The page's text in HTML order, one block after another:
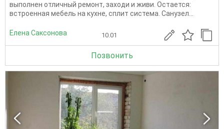
выполнен отличный ремонт, заходи и живи. Остается:
встроенная мебель на кухне, сплит система. Санузел...
Елена Саксонова 10.01
Позвонить